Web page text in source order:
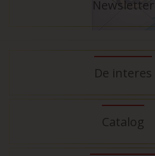
Newsletter
De interes
Catalog